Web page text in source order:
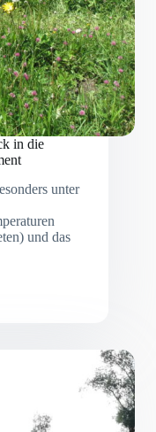
in die
unter
und das